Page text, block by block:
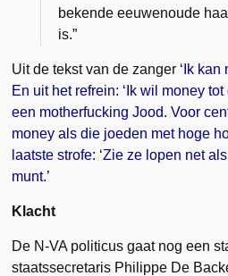
bekende eeuwenoude
is.”
Uit de tekst van de zanger ‘Ik kan
En uit het refrein: ‘Ik wil ­money
een motherfucking Jood. Voor
money als die joeden met hoge
laatste strofe: ‘Zie ze lopen net
munt.’
Klacht
De N-VA politicus gaat nog een
staatssecretaris Philippe De